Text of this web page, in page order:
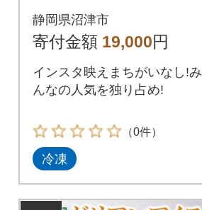
(チョコ・いちご・キ
ャラメル)
静岡県沼津市
寄付金額 19,000円
インスタ映えまちがいなし!み
んなの人気を独り占め!
（0件）
冷凍